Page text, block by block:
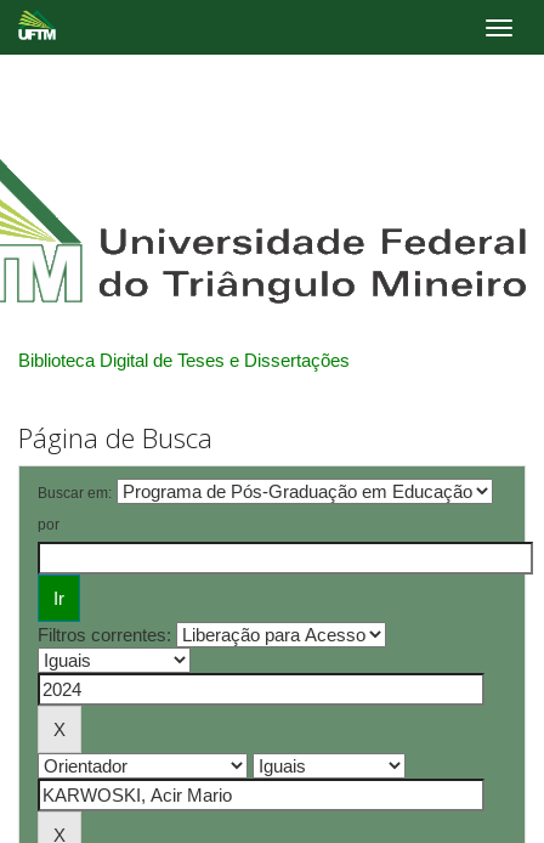
Biblioteca Digital de Teses e Dissertações
Página de Busca
Buscar em:
por
Filtros correntes: